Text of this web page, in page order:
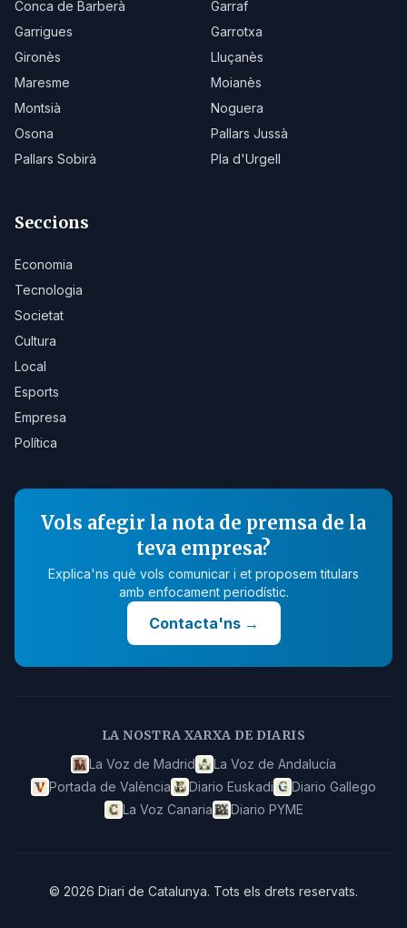
Conca de Barberà
Garraf
Garrigues
Garrotxa
Gironès
Lluçanès
Maresme
Moianès
Montsià
Noguera
Osona
Pallars Jussà
Pallars Sobirà
Pla d'Urgell
Seccions
Economia
Tecnologia
Societat
Cultura
Local
Esports
Empresa
Política
Vols afegir la nota de premsa de la
teva empresa?
Explica'ns què vols comunicar i et proposem titulars
amb enfocament periodístic.
Contacta'ns→
LA NOSTRA XARXA DE DIARIS
La Voz de Madrid
La Voz de Andalucía
Portada de València
Diario Euskadi
Diario Gallego
La Voz Canaria
Diario PYME
© 2026 Diari de Catalunya. Tots els drets reservats.